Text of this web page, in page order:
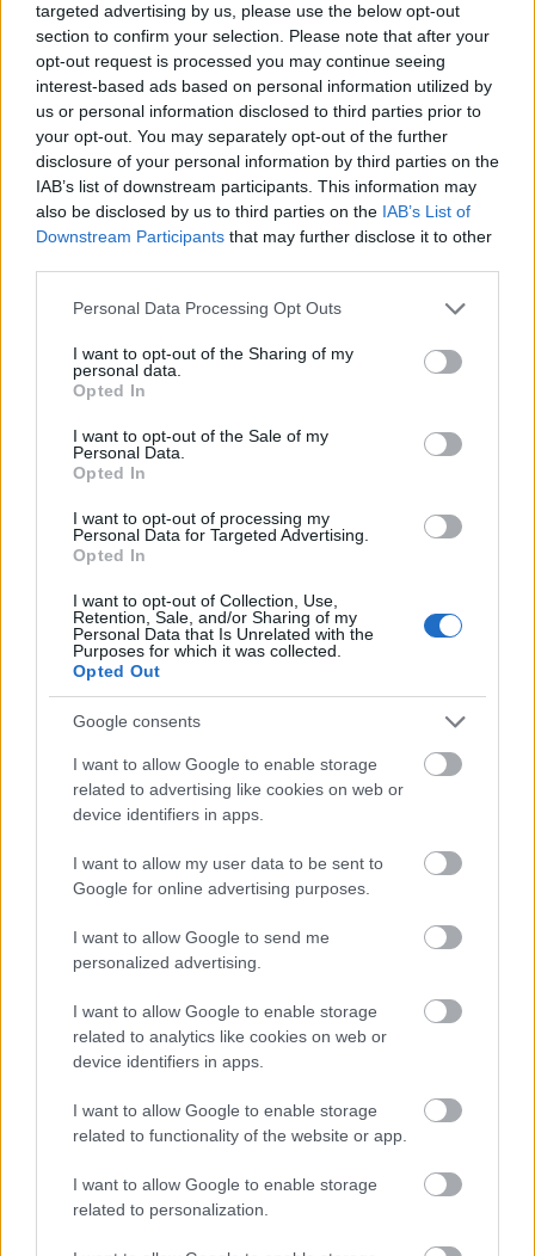
targeted advertising by us, please use the below opt-out
section to confirm your selection. Please note that after your
opt-out request is processed you may continue seeing
interest-based ads based on personal information utilized by
us or personal information disclosed to third parties prior to
your opt-out. You may separately opt-out of the further
disclosure of your personal information by third parties on the
IAB’s list of downstream participants. This information may
also be disclosed by us to third parties on the IAB’s List of
Downstream Participants that may further disclose it to other
Please note that this website/app uses one or more Google
not limited to your visit or usage behaviour. You may click to
grant or deny consent to Google and its third-party tags to
use your data for below specified purposes in below Google
consent section.
Personal Data Processing Opt Outs
I want to opt-out of the Sharing of my
personal data.
Opted In
I want to opt-out of the Sale of my
Personal Data.
Opted In
I want to opt-out of processing my
Personal Data for Targeted Advertising.
Opted In
I want to opt-out of Collection, Use,
Retention, Sale, and/or Sharing of my
Personal Data that Is Unrelated with the
Purposes for which it was collected.
Opted Out
Google consents
I want to allow Google to enable storage
related to advertising like cookies on web or
device identifiers in apps.
I want to allow my user data to be sent to
Google for online advertising purposes.
I want to allow Google to send me
personalized advertising.
I want to allow Google to enable storage
related to analytics like cookies on web or
device identifiers in apps.
I want to allow Google to enable storage
related to functionality of the website or app.
I want to allow Google to enable storage
related to personalization.
komoly egészségügyi kockázatokkal jár.
A Fudzsit évente mintegy 300 ezer ember
mássza meg, de a hatóságok az idei -
augusztus végéig tartó - mászószezon során
ennél jóval több turistára számítanak. Habár
a hegy megmászása nem kíván különösebb
technikai felkészültséget - a Fudzsira
gyakorlatilag fel lehet gyalogolni -, a
megfelelő erőnlét hiánya és az energia rossz
beosztása miatt a próbálkozók közül minden
évben sokan kénytelenek visszafordulni, a
figyelmeztettek japán szakemberek.
héten arról döntött a Fudzsi állapotának
megőrzésével megbízott bizottság, hogy
próbajelleggel ezer jenes (2300 forintos)
belépőt vezetnek be a hegyen, mivel a
közszolgáltatások biztosítása egyre
komolyabb anyagi terhet ró a környékbeli
önkormányzatokra.
Forrás: MTI
SZOHÓ MESTER UTOLSÓ TEÁJA: KÖLTŐI